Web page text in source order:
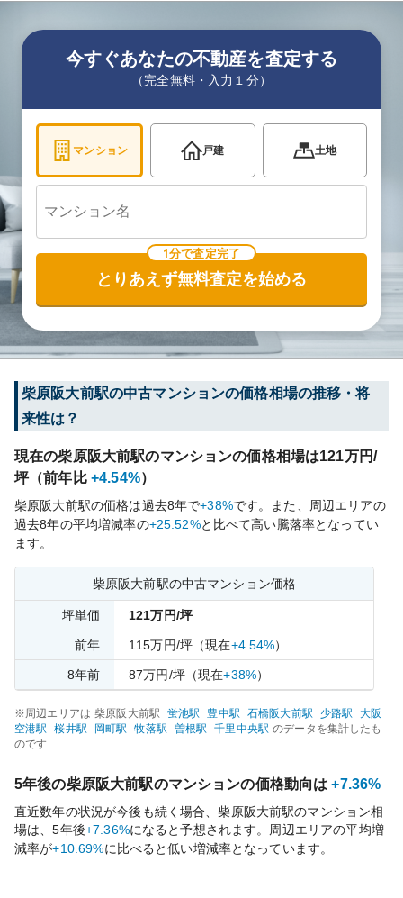
今すぐあなたの不動産を査定する
（完全無料・入力１分）
マンション 戸建 土地
1分で査定完了
とりあえず無料査定を始める
柴原阪大前駅の中古マンションの価格相場の推移・将
来性は？
現在の柴原阪大前駅のマンションの価格相場は121万円/
坪（前年比 +4.54%）
柴原阪大前駅の価格は過去8年で+38%です。
また、周辺エリアの
過去8年の平均増減率の+25.52%と比べて高い騰落率となってい
ます。
柴原阪大前駅の中古マンション価格
坪単価 121万円/坪
前年 115万円/坪 （現在+4.54%）
8年前 87万円/坪（現在+38%）
※周辺エリアは 柴原阪大前駅 蛍池駅 豊中駅 石橋阪大前駅 少路駅
大阪
空港駅 桜井駅 岡町駅 牧落駅 曽根駅 千里中央駅 のデータを集計したも
のです
5年後の柴原阪大前駅のマンションの価格動向は +7.36%
直近数年の状況が今後も続く場合、 柴原阪大前駅のマンション相
場は、5年後+7.36%になると予想されます。周辺エリアの平均増
減率が+10.69%に比べると低い増減率となっています。